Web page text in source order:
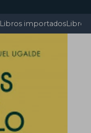
Libros importadosLibros